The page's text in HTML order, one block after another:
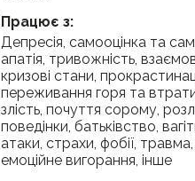
Працює з:
депресія, самооцінка та самоцінність,
апатія, тривожність,
кризові стани,
переживання горя та
злість, почуття сорому,
поведінки, батьківство,
атаки, страхи, фобії,
емоційне вигорання, інше